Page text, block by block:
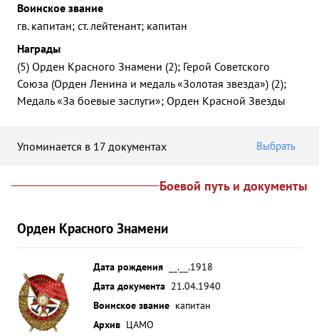
Воинское звание
гв. капитан; ст. лейтенант; капитан
Награды
(5) Орден Красного Знамени (2); Герой Советского
Союза (Орден Ленина и медаль «Золотая звезда») (2);
Медаль «За боевые заслуги»; Орден Красной Звезды
Упоминается в 17 документах Выбрать
Боевой путь и документы
Орден Красного Знамени
Дата рождения
__.__.1918
Дата документа 21.04.1940
Воинское звание капитан
Архив ЦАМО